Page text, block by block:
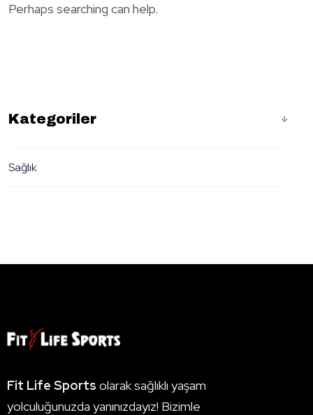
Perhaps searching can help.
Kategoriler
Sağlık
Fit Life Sports olarak sağlıklı yaşam
yolculuğunuzda yanınızdayız! Bizimle